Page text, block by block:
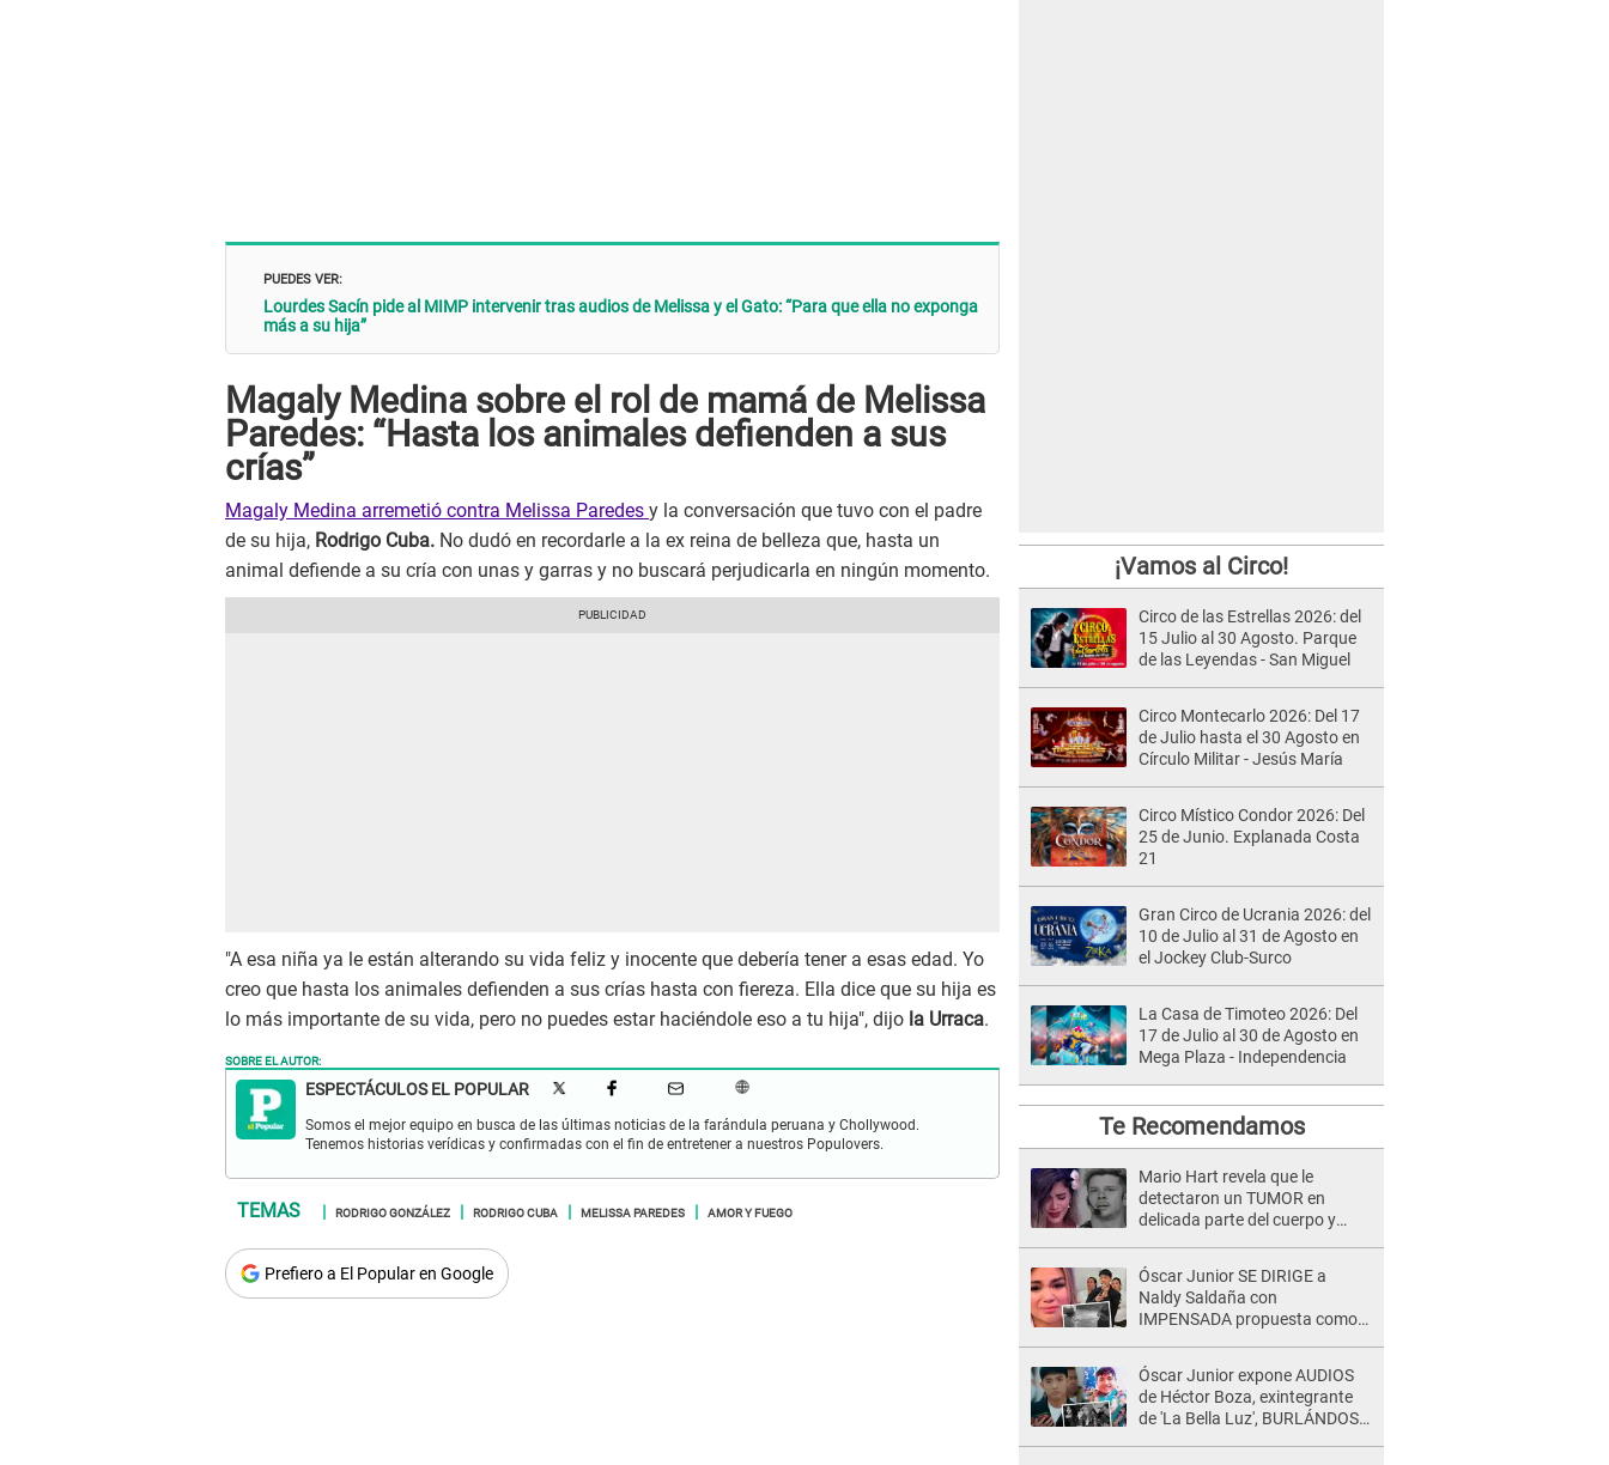
PUEDES VER:
Lourdes Sacín pide al MIMP intervenir tras audios de Melissa y el Gato: “Para que ella no exponga
más a su hija”
Magaly Medina sobre el rol de mamá de Melissa
Paredes: “Hasta los animales defienden a sus
crías”
Magaly Medina arremetió contra Melissa Paredes y la conversación que tuvo con el padre
de su hija, Rodrigo Cuba. No dudó en recordarle a la ex reina de belleza que, hasta un
animal defiende a su cría con unas y garras y no buscará perjudicarla en ningún momento.
"A esa niña ya le están alterando su vida feliz y inocente que debería tener a esas edad. Yo
creo que hasta los animales defienden a sus crías hasta con fiereza. Ella dice que su hija es
lo más importante de su vida, pero no puedes estar haciéndole eso a tu hija", dijo la Urraca.
SOBRE EL AUTOR:
ESPECTÁCULOS EL POPULAR
Somos el mejor equipo en busca de las últimas noticias de la farándula peruana y Chollywood.
Tenemos historias verídicas y confirmadas con el fin de entretener a nuestros Populovers.
RODRIGO GONZÁLEZ RODRIGO CUBA MELISSA PAREDES AMOR Y FUEGO
Prefiero a El Popular en Google
¡Vamos al Circo!
Circo de las Estrellas 2026: del
15 Julio al 30 Agosto. Parque
de las Leyendas - San Miguel
Circo Montecarlo 2026: Del 17
de Julio hasta el 30 Agosto en
Círculo Militar - Jesús María
Circo Místico Condor 2026: Del
25 de Junio. Explanada Costa
21
Gran Circo de Ucrania 2026: del
10 de Julio al 31 de Agosto en
el Jockey Club-Surco
La Casa de Timoteo 2026: Del
17 de Julio al 30 de Agosto en
Mega Plaza - Independencia
Te Recomendamos
Mario Hart revela que le
detectaron un TUMOR en
delicada parte del cuerpo y
muy fuertes..."
Óscar Junior SE DIRIGE a
Naldy Saldaña con
IMPENSADA propuesta como
denuncia: "Otro tipo de ley..."
Óscar Junior expone AUDIOS
de Héctor Boza, exintegrante
de 'La Bella Luz', BURLÁNDOSE